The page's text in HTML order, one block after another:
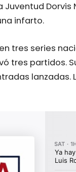
Juventud
infarto.
tres series
tres partidos.